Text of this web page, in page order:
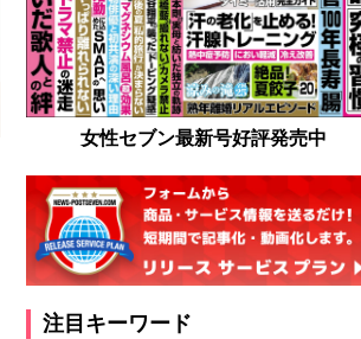
女性セブン最新号好評発売中
注目キーワード